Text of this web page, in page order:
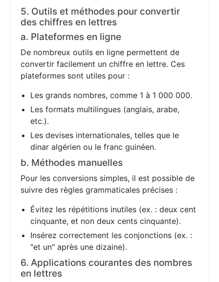
5. Outils et méthodes pour convertir
des chiffres en lettres
a. Plateformes en ligne
De nombreux outils en ligne permettent de
convertir facilement un chiffre en lettre. Ces
plateformes sont utiles pour :
Les grands nombres, comme 1 à 1 000 000.
Les formats multilingues (anglais, arabe,
etc.).
Les devises internationales, telles que le
dinar algérien ou le franc guinéen.
b. Méthodes manuelles
Pour les conversions simples, il est possible de
suivre des règles grammaticales précises :
Évitez les répétitions inutiles (ex. : deux cent
cinquante, et non deux cents cinquante).
Insérez correctement les conjonctions (ex. :
"et un" après une dizaine).
6. Applications courantes des nombres
en lettres